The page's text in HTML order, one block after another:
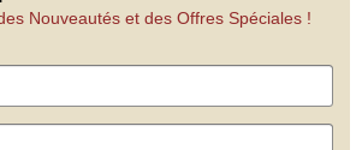
Nouveautés et des Offres Spéciales !